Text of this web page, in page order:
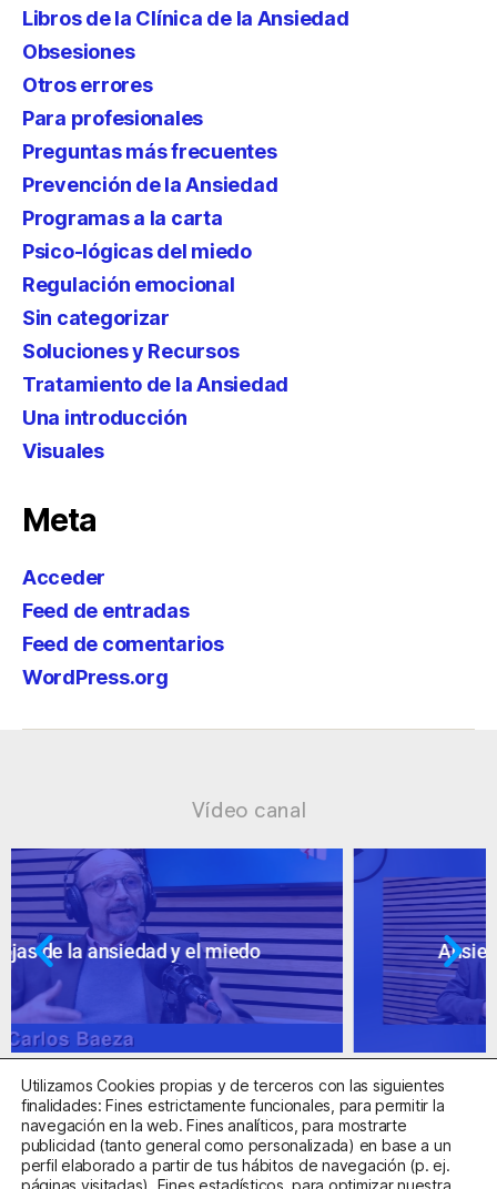
Libros de la Clínica de la Ansiedad
Obsesiones
Otros errores
Para profesionales
Preguntas más frecuentes
Prevención de la Ansiedad
Programas a la carta
Psico-lógicas del miedo
Regulación emocional
Sin categorizar
Soluciones y Recursos
Tratamiento de la Ansiedad
Una introducción
Visuales
Meta
Acceder
Feed de entradas
Feed de comentarios
WordPress.org
Vídeo canal
Ansiedad: supuestos cuestionables
Centro Sanitario Autorizado con el código E08737002
Utilizamos Cookies propias y de terceros con las siguientes
finalidades: Fines estrictamente funcionales, para permitir la
navegación en la web. Fines analíticos, para mostrarte
publicidad (tanto general como personalizada) en base a un
perfil elaborado a partir de tus hábitos de navegación (p. ej.
páginas visitadas). Fines estadísticos, para optimizar nuestra